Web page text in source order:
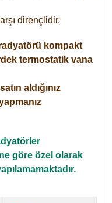
dirençlidir.
kompakt
termostatik vana
aldığınız
göre özel olarak